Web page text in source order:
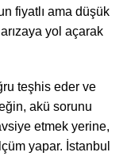
fiyatlı ama düşük
yol açarak
teşhis eder ve
akü sorunu
etmek yerine,
yapar. İstanbul